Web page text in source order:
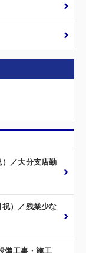
／大分支店勤
）／残業少な
備工事・施工